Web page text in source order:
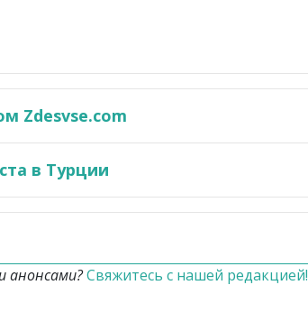
Zdesvse.com
в Турции
анонсами?Свяжитесь с нашей редакцией!